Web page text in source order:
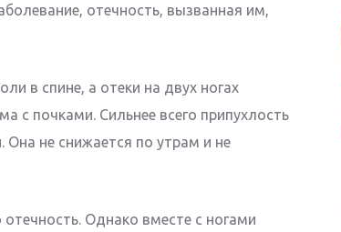
отечность, вызванная им,
в спине, а отеки на двух ногах
с почками. Сильнее всего припухлость
Она не снижается по утрам и не
Однако вместе с ногами